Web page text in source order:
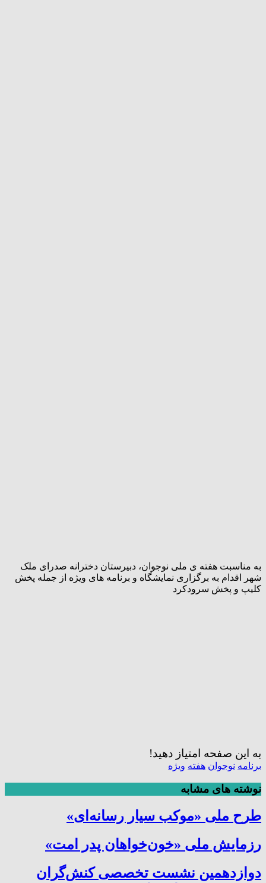
شهر اقدام به برگزاری نمایشگاه و برنامه های ویژه از جمله پخش
کلیپ و پخش سرودکرد
به این صفحه امتیاز دهید!
برنامه نوجوان هفته ویژه
نوشته های مشابه
طرح ملی «موکب سیار رسانه‌ای»
رزمایش ملی «خون‌خواهان پدر امت»
دوازدهمین نشست تخصصی کنش‌گران